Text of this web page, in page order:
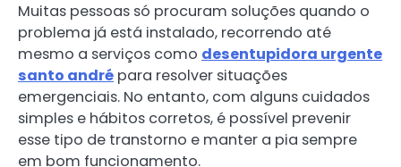
Muitas pessoas só procuram soluções quando o
problema já está instalado, recorrendo até
mesmo a serviços como desentupidora urgente
santo andré para resolver situações
emergenciais. No entanto, com alguns cuidados
simples e hábitos corretos, é possível prevenir
esse tipo de transtorno e manter a pia sempre
em bom funcionamento.